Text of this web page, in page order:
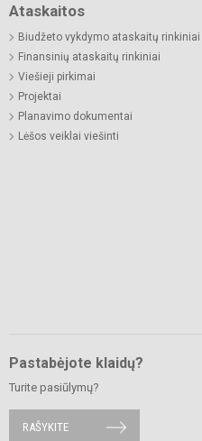
Ataskaitos
Biudžeto vykdymo ataskaitų rinkiniai
Finansinių ataskaitų rinkiniai
Viešieji pirkimai
Projektai
Planavimo dokumentai
Lėšos veiklai viešinti
Pastabėjote klaidų?
Turite pasiūlymų?
RAŠYKITE